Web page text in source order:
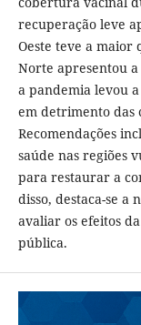
recuperação leve
Oeste teve a
Norte apresentou
a pandemia levou
em detrimento das
Recomendações
saúde nas regiões
para restaurar a
disso, destaca-se a
avaliar os efeitos
pública.